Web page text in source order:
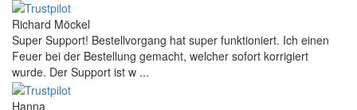
Richard Möckel
Super Support! Bestellvorgang hat super funktioniert. Ich einen
Feuer bei der Bestellung gemacht, welcher sofort korrigiert
wurde. Der Support ist w ...
Hanna